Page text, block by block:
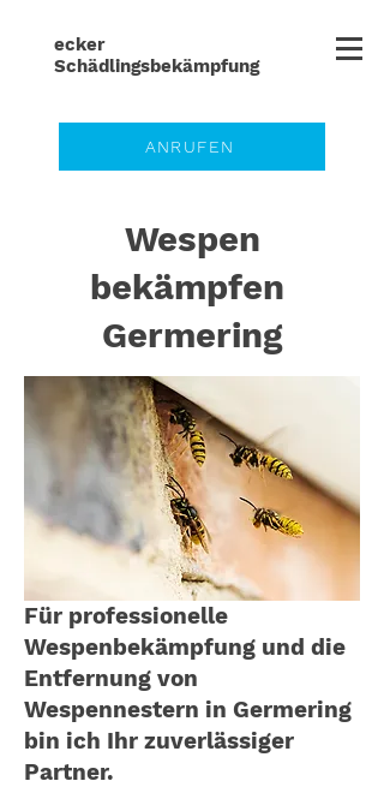
ecker
Schädlingsbekämpfung
ANRUFEN
Wespen
bekämpfen
Germering
Für professionelle
Wespenbekämpfung und die
Entfernung von
Wespennestern in Germering
bin ich Ihr zuverlässiger
Partner.